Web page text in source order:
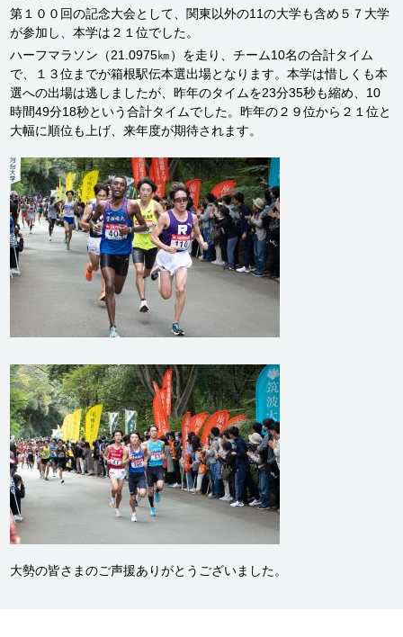
第１００回の記念大会として、関東以外の11の大学も含め５７大学
が参加し、本学は２１位でした。
ハーフマラソン（21.0975㎞）を走り、チーム10名の合計タイム
で、１３位までが箱根駅伝本選出場となります。本学は惜しくも本
選への出場は逃しましたが、昨年のタイムを23分35秒も縮め、10
時間49分18秒という合計タイムでした。昨年の２９位から２１位と
大幅に順位も上げ、来年度が期待されます。
大勢の皆さまのご声援ありがとうございました。